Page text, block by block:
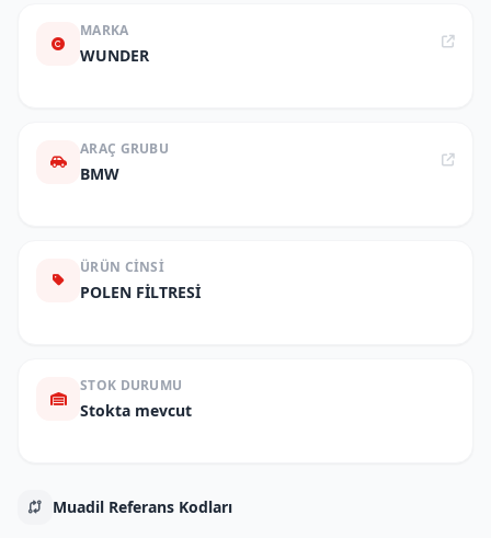
MARKA
WUNDER
ARAÇ GRUBU
BMW
ÜRÜN CINSI
POLEN FİLTRESİ
STOK DURUMU
Stokta mevcut
Muadil Referans Kodları